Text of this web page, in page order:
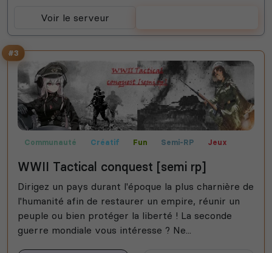
Voir le serveur
#3
Communauté Créatif Fun Semi-RP Jeux
WWII Tactical conquest [semi rp]
Dirigez un pays durant l'époque la plus charnière de
l'humanité afin de restaurer un empire, réunir un
peuple ou bien protéger la liberté ! La seconde
guerre mondiale vous intéresse ? Ne...